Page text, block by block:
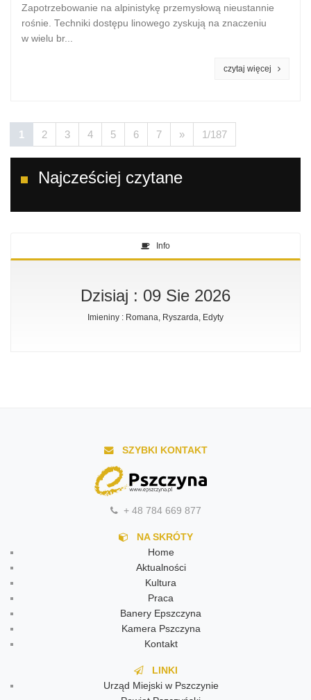
Zapotrzebowanie na alpinistykę przemysłową nieustannie
rośnie. Techniki dostępu linowego zyskują na znaczeniu
w wielu br...
1 2 3 4 5 6 7 » 1/187
Najcześciej czytane
Info
Dzisiaj : 09 Sie 2026
Imieniny : Romana, Ryszarda, Edyty
SZYBKI KONTAKT
+ 48 784 669 877
NA SKRÓTY
Home
Aktualności
Kultura
Praca
Banery Epszczyna
Kamera Pszczyna
Kontakt
LINKI
Urząd Miejski w Pszczynie